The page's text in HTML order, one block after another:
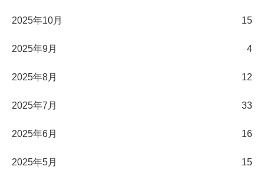
2025年10月 15
2025年9月 4
2025年8月 12
2025年7月 33
2025年6月 16
2025年5月 15